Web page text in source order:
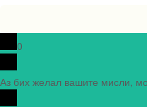
0
Аз бих желал вашите мисли,